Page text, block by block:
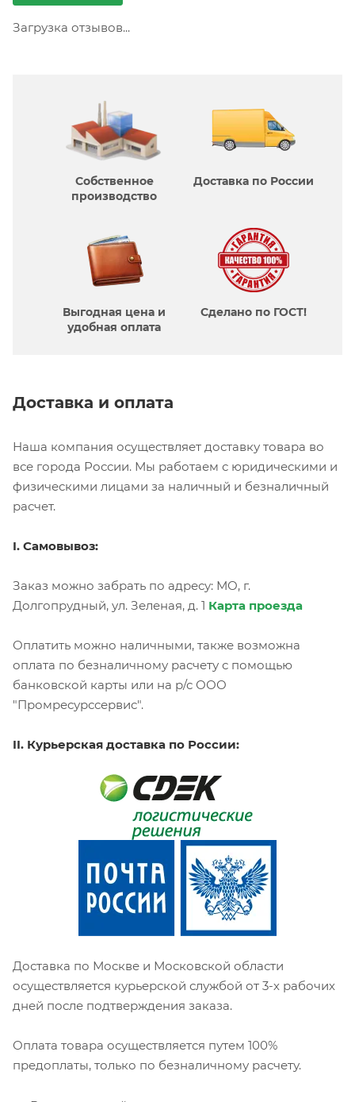
Загрузка отзывов...
Собственное
производcтво
Доставка по России
Выгодная цена и
удобная оплата
Сделано по ГОСТ!
Доставка и оплата
Наша компания осуществляет доставку товара во
все города России. Мы работаем с юридическими и
физическими лицами за наличный и безналичный
расчет.
I. Самовывоз:
Заказ можно забрать по адресу: МО, г.
Долгопрудный, ул. Зеленая, д. 1 Карта проезда
Оплатить можно наличными, также возможна
оплата по безналичному расчету с помощью
банковской карты или на р/с ООО
"Промресурссервис".
II. Курьерская доставка по России:
Доставка по Москве и Московской области
осуществляется курьерской службой от 3-х рабочих
дней после подтверждения заказа.
Оплата товара осуществляется путем 100%
предоплаты, только по безналичному расчету.